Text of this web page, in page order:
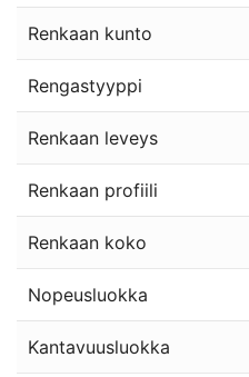
Renkaan kunto
Rengastyyppi
Renkaan leveys
Renkaan profiili
Renkaan koko
Nopeusluokka
Kantavuusluokka